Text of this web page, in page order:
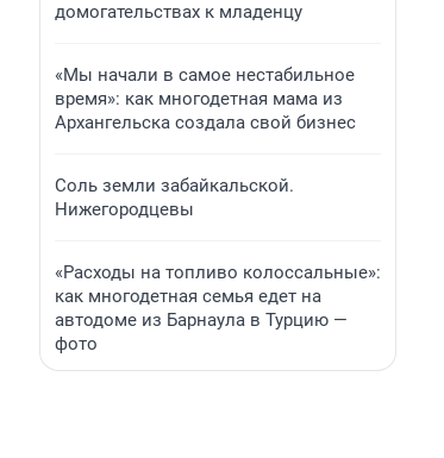
домогательствах к младенцу
«Мы начали в самое нестабильное
время»: как многодетная мама из
Архангельска создала свой бизнес
Соль земли забайкальской.
Нижегородцевы
«Расходы на топливо колоссальные»:
как многодетная семья едет на
автодоме из Барнаула в Турцию —
фото